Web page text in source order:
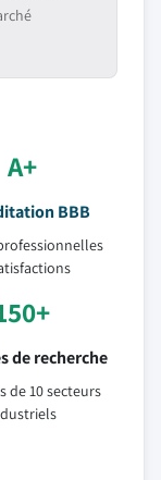
A+
BBB
de recherche
de 10 secteurs